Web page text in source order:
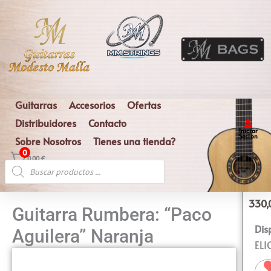
contenido
Guitarras Accesorios
Ofertas
Distribuidores
Contacto
Sobre Nosotros
Tienes una tienda?
Iniciar
Sesion
0
0,00€
Búsqueda
de
productos
Guitarra Rumbera: “Paco
Aguilera” Naranja